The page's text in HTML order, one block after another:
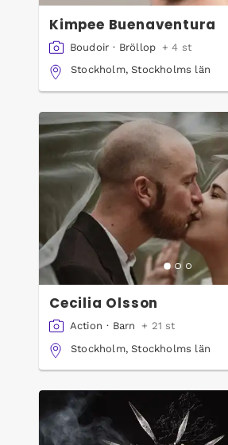
Kimpee Buenaventura
Boudoir · Bröllop + 4 st
Stockholm, Stockholms län
Cecilia Olsson
Action · Barn
+ 21 st
Stockholm, Stockholms län